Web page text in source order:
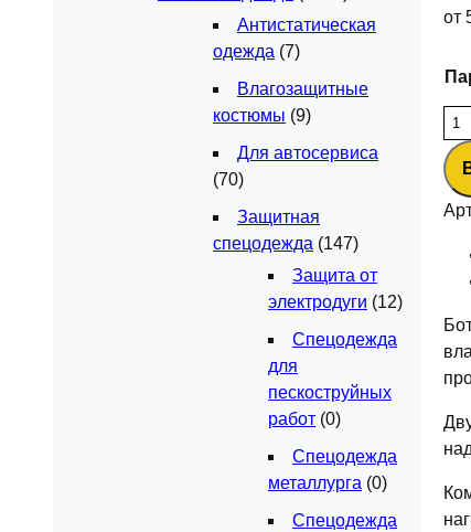
от
МП
ПУ/
22-
Антистатическая
одежда (7)
Влагозащитные
костюмы (9)
Для автосервиса
(70)
Защитная
спецодежда (147)
Защита от
электродуги (12)
Спецодежда
для
пескоструйных
работ (0)
Спецодежда
металлурга (0)
Спецодежда